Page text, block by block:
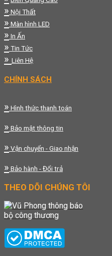
» Nội Thất
» Màn hình LED
» In Ấn
» Tin Tức
» Liên Hệ
CHÍNH SÁCH
» Hình thức thanh toán
» Bảo mật thông tin
» Vận chuyển - Giao nhận
» Bảo hành - Đổi trả
THEO DÕI CHÚNG TÔI